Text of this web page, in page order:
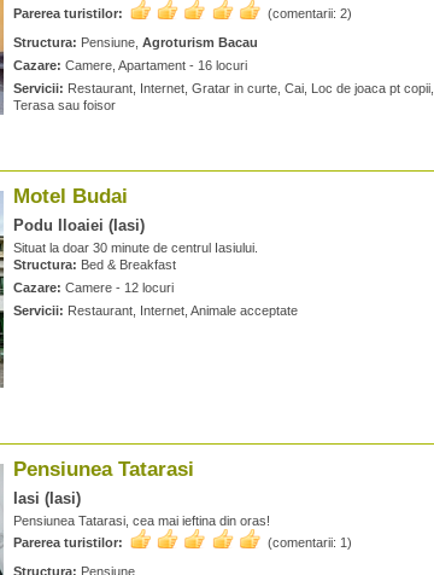
Parerea turistilor:
(comentarii: 2)
Structura: Pensiune, Agroturism Bacau
Cazare: Camere, Apartament - 16 locuri
Servicii: Restaurant, Internet, Gratar in curte, Cai, Loc de joaca pt copii,
Terasa sau foisor
Motel Budai
Podu Iloaiei (Iasi)
Situat la doar 30 minute de centrul Iasiului.
Structura: Bed & Breakfast
Cazare: Camere - 12 locuri
Servicii: Restaurant, Internet, Animale acceptate
Pensiunea Tatarasi
Iasi (Iasi)
Pensiunea Tatarasi, cea mai ieftina din oras!
Parerea turistilor:
(comentarii: 1)
Structura: Pensiune